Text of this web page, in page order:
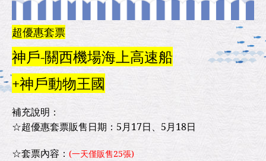
超優惠套票
神戶-關西機場海上高速船
+神戶動物王國
補充說明：
☆超優惠套票販售日期：5月17日、5月18日
☆套票內容： (一天僅販售25張)